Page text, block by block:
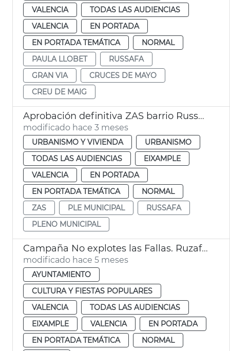
VALENCIA
TODAS LAS AUDIENCIAS
VALENCIA
EN PORTADA
EN PORTADA TEMÁTICA
NORMAL
PAULA LLOBET
RUSSAFA
GRAN VIA
CRUCES DE MAYO
CREU DE MAIG
Aprobación definitiva ZAS barrio Russafa València
modificado hace 3 meses
URBANISMO Y VIVIENDA
URBANISMO
TODAS LAS AUDIENCIAS
EIXAMPLE
VALENCIA
EN PORTADA
EN PORTADA TEMÁTICA
NORMAL
ZAS
PLE MUNICIPAL
RUSSAFA
PLENO MUNICIPAL
Campaña No explotes las Fallas. Ruzafa València
modificado hace 5 meses
AYUNTAMIENTO
CULTURA Y FIESTAS POPULARES
VALENCIA
TODAS LAS AUDIENCIAS
EIXAMPLE
VALENCIA
EN PORTADA
EN PORTADA TEMÁTICA
NORMAL